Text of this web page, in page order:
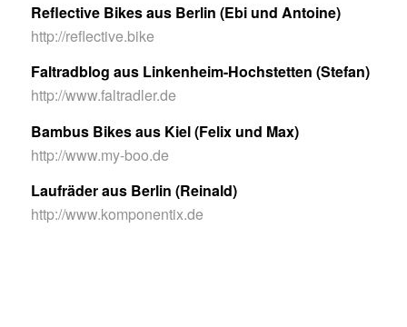
Reflective Bikes aus Berlin (Ebi und Antoine)
http://reflective.bike
Faltradblog aus Linkenheim-Hochstetten (Stefan)
http://www.faltradler.de
Bambus Bikes aus Kiel (Felix und Max)
http://www.my-boo.de
Laufräder aus Berlin (Reinald)
http://www.komponentix.de